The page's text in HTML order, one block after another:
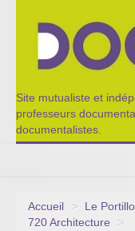
Site mutualiste et
professeurs
documentalistes.
Le Portillon
Accueil > Le
720 Architecture
>